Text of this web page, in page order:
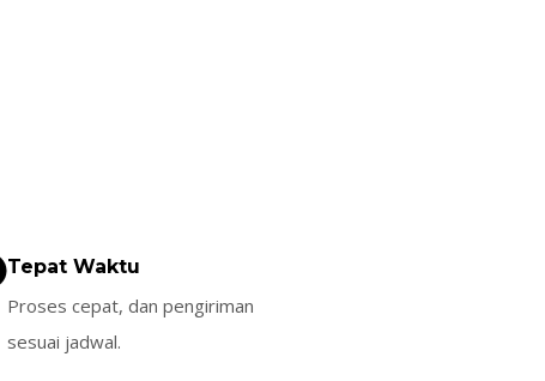
Tepat Waktu
Proses cepat, dan pengiriman
sesuai jadwal.